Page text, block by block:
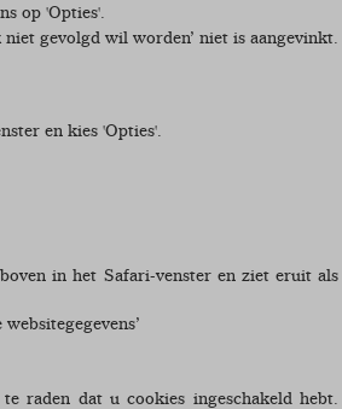
op 'Opties'.
gevolgd wil worden’ niet is aangevinkt.
en kies 'Opties'.
in het Safari-venster en ziet eruit als
raden dat u cookies ingeschakeld hebt.